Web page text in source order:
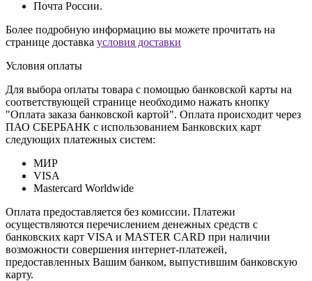
Почта России.
Более подробную информацию вы можете прочитать на
странице доставка условия доставки
Условия оплаты
Для выбора оплаты товара с помощью банковской карты на
соответствующей странице необходимо нажать кнопку
"Оплата заказа банковской картой". Оплата происходит через
ПАО СБЕРБАНК с использованием Банковских карт
следующих платежных систем:
МИР
VISA
Mastercard Worldwide
Оплата предоставляется без комиссии. Платежи
осуществляются перечислением денежных средств с
банковских карт VISA и MASTER CARD при наличии
возможности совершения интернет-платежей,
предоставленных Вашим банком, выпустившим банковскую
карту.